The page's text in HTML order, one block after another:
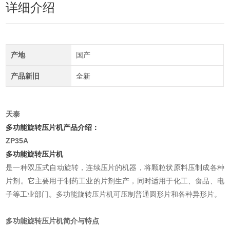
详细介绍
产地 国产
产品新旧 全新
天泰
多功能旋转压片机产品介绍：
ZP35A
多功能旋转压片机
是一种双压式自动旋转，连续压片的机器，将颗粒状原料压制成各种
片剂。它主要用于制药工业的片剂生产，同时适用于化工、食品、电
子等工业部门。多功能旋转压片机可压制普通圆形片和各种异形片。
多功能旋转压片机简介与特点